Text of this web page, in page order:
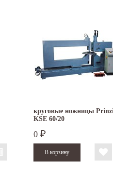
круговые ножницы
KSE 60/20
0 ₽